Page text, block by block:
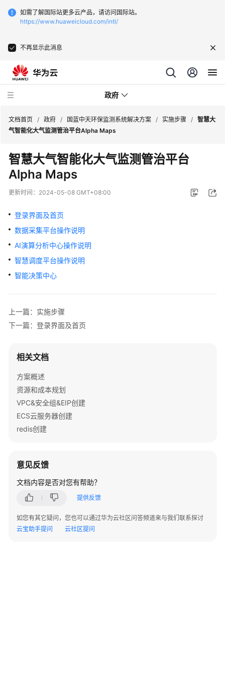
如需了解国际站更多云产品，请访问国际站。
https://www.huaweicloud.com/intl/
不再显示此消息
政府
新
点
软
一
统
管
决
方
案
字
政
通
市
运
行
管
理
服
务
平
决
案
为
云
文档首页 / 政府 / 国蓝中天环保监测系统解决方案 / 实施步骤 / 智慧大
气智能化大气监测管治平台Alpha Maps
智慧大气智能化大气监测管治平台
Alpha Maps
更新时间： 2024-05-08 GMT+08:00
登录界面及首页
数据采集平台操作说明
AI演算分析中心操作说明
智慧调度平台操作说明
智能决策中心
上一篇：实施步骤
下一篇：登录界面及首页
相关文档
方案概述
资源和成本规划
VPC&安全组&EIP创建
ECS云服务器创建
redis创建
意见反馈
文档内容是否对您有帮助？
提供反馈
如您有其它疑问，您也可以通过华为云社区问答频道来与我们联系探讨
云宝助手提问
云社区提问